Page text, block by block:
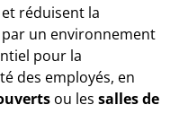
réduisent la
un environnement
pour la
des employés, en
ou les salles de